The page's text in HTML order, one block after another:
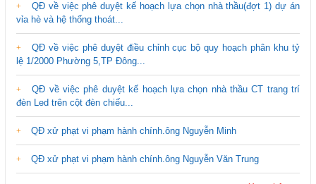
QĐ về việc phê duyệt kế hoạch lựa chọn nhà thầu(đợt 1) dự án
vỉa hè và hệ thống thoát...
QĐ về việc phê duyệt điều chỉnh cục bộ quy hoạch phân khu tỷ
lệ 1/2000 Phường 5,TP Đông...
QĐ về việc phê duyệt kế hoạch lựa chọn nhà thầu CT trang trí
đèn Led trên cột đèn chiếu...
QĐ xử phạt vi phạm hành chính.ông Nguyễn Minh
QĐ xử phạt vi phạm hành chính.ông Nguyễn Văn Trung